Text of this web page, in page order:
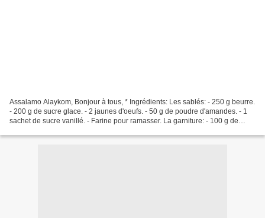
Assalamo Alaykom, Bonjour à tous, * Ingrédients: Les sablés: - 250 g beurre.
- 200 g de sucre glace. - 2 jaunes d'oeufs. - 50 g de poudre d'amandes. - 1
sachet de sucre vanillé. - Farine pour ramasser. La garniture: - 100 g de